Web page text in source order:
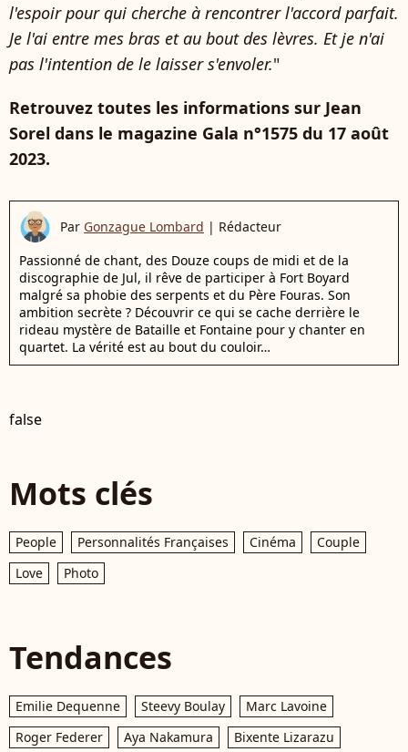
l'espoir pour qui cherche à rencontrer l'accord parfait.
Je l'ai entre mes bras et au bout des lèvres. Et je n'ai
pas l'intention de le laisser s'envoler."
Retrouvez toutes les informations sur Jean
Sorel dans le magazine Gala n°1575 du 17 août
2023.
Par Gonzague Lombard | Rédacteur
Passionné de chant, des Douze coups de midi et de la
discographie de Jul, il rêve de participer à Fort Boyard
malgré sa phobie des serpents et du Père Fouras. Son
ambition secrète ? Découvrir ce qui se cache derrière le
rideau mystère de Bataille et Fontaine pour y chanter en
quartet. La vérité est au bout du couloir…
false
Mots clés
People Personnalités Françaises Cinéma
Couple
Love
Photo
Tendances
Emilie Dequenne Steevy Boulay
Marc Lavoine
Roger Federer
Aya Nakamura
Bixente Lizarazu